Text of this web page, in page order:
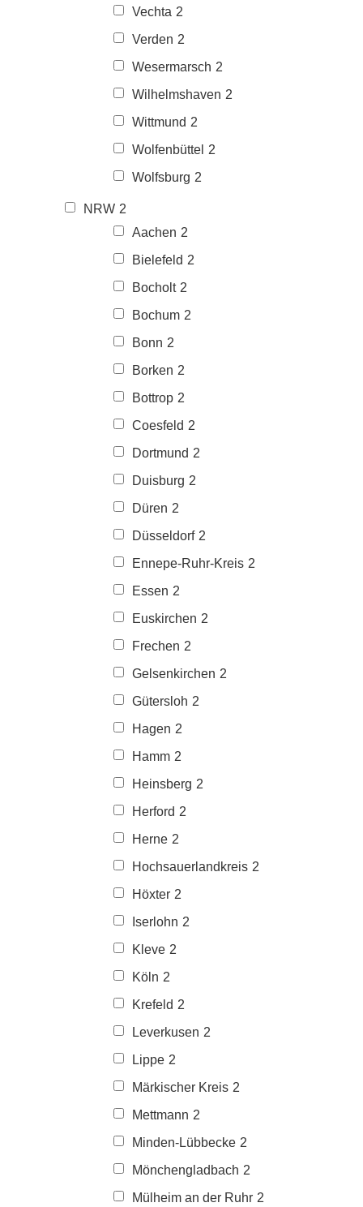
Vechta 2
Verden 2
Wesermarsch 2
Wilhelmshaven 2
Wittmund 2
Wolfenbüttel 2
Wolfsburg 2
NRW 2
Aachen 2
Bielefeld 2
Bocholt 2
Bochum 2
Bonn 2
Borken 2
Bottrop 2
Coesfeld 2
Dortmund 2
Duisburg 2
Düren 2
Düsseldorf 2
Ennepe-Ruhr-Kreis 2
Essen 2
Euskirchen 2
Frechen 2
Gelsenkirchen 2
Gütersloh 2
Hagen 2
Hamm 2
Heinsberg 2
Herford 2
Herne 2
Hochsauerlandkreis 2
Höxter 2
Iserlohn 2
Kleve 2
Köln 2
Krefeld 2
Leverkusen 2
Lippe 2
Märkischer Kreis 2
Mettmann 2
Minden-Lübbecke 2
Mönchengladbach 2
Mülheim an der Ruhr 2